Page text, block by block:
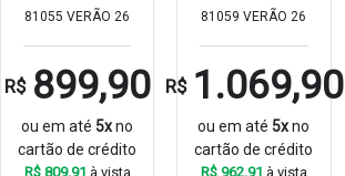
81055 VERÃO 26
R$ 899,90
ou em até5xno
cartão de crédito
R$ 809,91 à vista
81059 VERÃO 26
R$ 1.069,90
ou em até5xno
cartão de crédito
R$ 962,91 à vista